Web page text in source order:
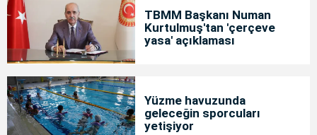
TBMM Başkanı Numan
Kurtulmuş'tan 'çerçeve
yasa' açıklaması
Yüzme havuzunda
geleceğin sporcuları
yetişiyor